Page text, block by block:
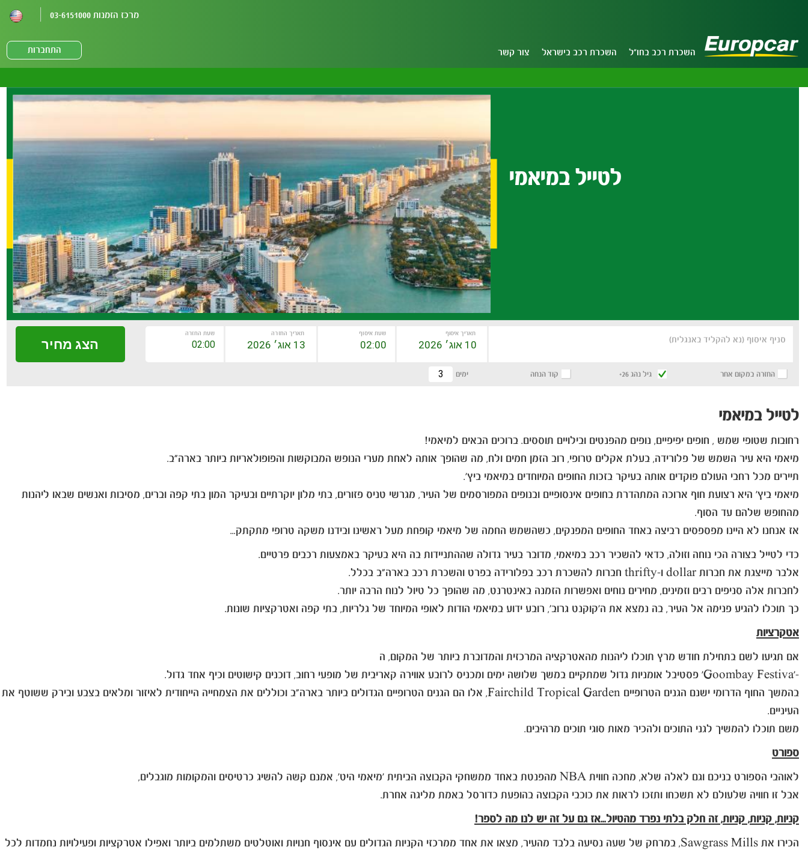
מרכז הזמנות 03-6151000
השכרת רכב בחו"ל השכרת רכב בישראל צור קשר התחברות
לטייל במיאמי
סניף איסוף (נא להקליד באנגלית)
תאריך איסוף שעת איסוף תאריך החזרה שעת החזרה
החזרה במקום אחר גיל נהג 26+ קוד הנחה ימים
הצג מחיר
לטייל במיאמי
רחובות שטופי שמש , חופים יפיפיים, נופים מהפנטים ובילויים תוססים. ברוכים הבאים למיאמי!
מיאמי היא עיר השמש של פלורידה, בעלת אקלים טרופי, רוב הזמן חמים ולח, מה שהופך אותה לאחת מערי הנופש המבוקשות והפופולאריות ביותר בארה"ב.
תיירים מכל רחבי העולם פוקדים אותה בעיקר בזכות החופים המיוחדים במיאמי ביץ'.
מיאמי ביץ' היא רצועת חוף ארוכה המתהדרת בחופים אינסופיים ובנופים המפורסמים של העיר, מגרשי טניס פזורים, בתי מלון יוקרתיים ובעיקר המון בתי קפה וברים, מסיבות ואנשים שבאו ליהנות
מהחופש שלהם עד הסוף.
אז אנחנו לא היינו מפספסים רביצה באחד החופים המפנקים, כשהשמש החמה של מיאמי קופחת מעל ראשינו ובידנו משקה טרופי מתקתק...
כדי לטייל בצורה הכי נוחה וזולה, כדאי להשכיר רכב במיאמי, מדובר בעיר גדולה שההתניידות בה היא בעיקר באמצעות רכבים פרטיים.
אלבר מייצגת את חברות dollar ו-thrifty חברות להשכרת רכב בפלורידה בפרט והשכרת רכב בארה"ב בכלל.
לחברות אלה סניפים רבים וזמינים, מחירים נוחים ואפשרות הזמנה באינטרנט, מה שהופך כל טיול לנוח הרבה יותר.
כך תוכלו להגיע פנימה אל העיר, בה נמצא את ה'קוקנט גרוב', רובע ידוע במיאמי הודות לאופי המיוחד של גלריות, בתי קפה ואטרקציות שונות.
אטקרציות
אם תגיעו לשם בתחילת חודש מרץ תוכלו ליהנות מהאטרקציה המרכזית והמדוברת ביותר של המקום, ה
-'Goombay Festiva' פסטיבל אומניות גדול שמתקיים במשך שלושה ימים ומכניס לרובע אווירה קאריבית של מופעי רחוב, דוכנים קישוטים וכיף אחד גדול.
בהמשך החוף הדרומי ישנם הגנים הטרופיים Fairchild Tropical Garden, אלו הם הגנים הטרופיים הגדולים ביותר בארה"ב וכוללים את הצמחייה הייחודית לאיזור ומלאים בצבע ובירק ששוטף את
העיניים.
משם תוכלו להמשיך לגני התוכים ולהכיר מאות סוגי תוכים מרהיבים.
ספורט
לאוהבי הספורט בניכם וגם לאלה שלא, מחכה חווית NBA מהפנטת באחד ממשחקי הקבוצה הביתית 'מיאמי היט', אמנם קשה להשיג כרטיסים והמקומות מוגבלים,
אבל זו חוויה שלעולם לא תשכחו ותזכו לראות את כוכבי הקבוצה בהופעת כדורסל באמת מליגה אחרת.
קניות, קניות, קניות, זה חלק בלתי נפרד מהטיול...אז גם על זה יש לנו מה לספר!
הכירו את Sawgrass Mills, במרחק של שעה נסיעה בלבד מהעיר, מצאו את אחד ממרכזי הקניות הגדולים עם אינסוף חנויות ואוטלטים משתלמים ביותר ואפילו אטרקציות ופעילויות נחמדות לכל